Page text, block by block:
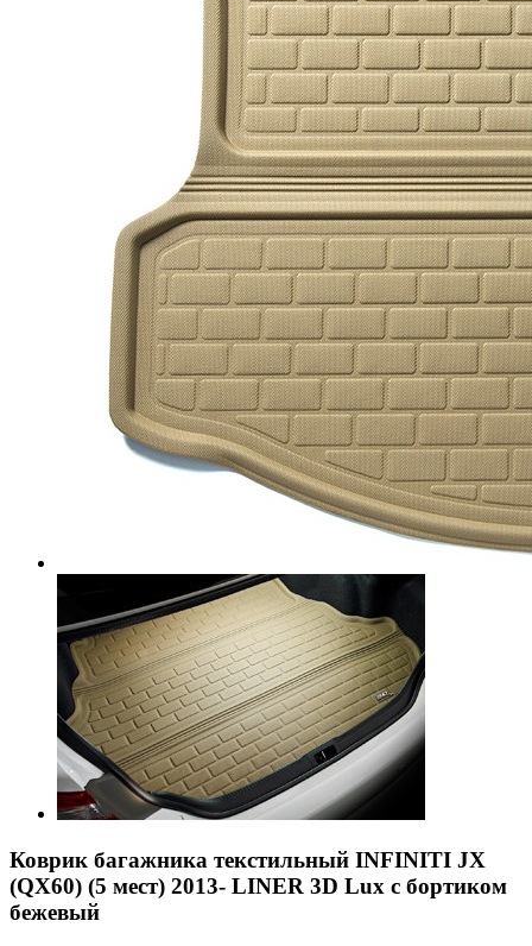
Коврик багажника текстильный INFINITI JX
(QX60) (5 мест) 2013- LINER 3D Lux с бортиком
бежевый